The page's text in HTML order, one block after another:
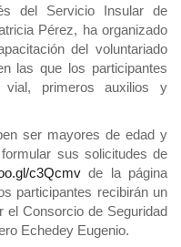
del Servicio Insular de
Pérez, ha organizado
del voluntariado
las que los participantes
vial, primeros auxilios y
ser mayores de edad y
sus solicitudes de
c3Qcmvde la página
participantes recibirán un
el Consorcio de Seguridad
Echedey Eugenio.